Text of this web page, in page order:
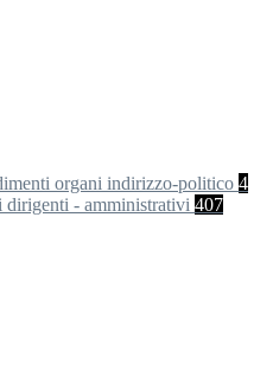
organi indirizzo-politico 4
dirigenti - amministrativi 407